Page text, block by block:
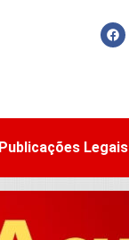
Publicações Legais